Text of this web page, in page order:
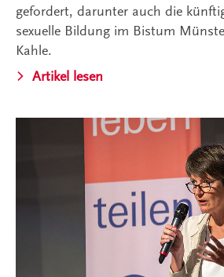
gefordert, darunter auch die
sexuelle Bildung im Bistum
Kahle.
Artikel lesen